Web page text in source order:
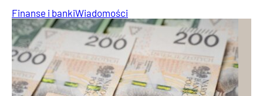
Finanse i bankiWiadomości